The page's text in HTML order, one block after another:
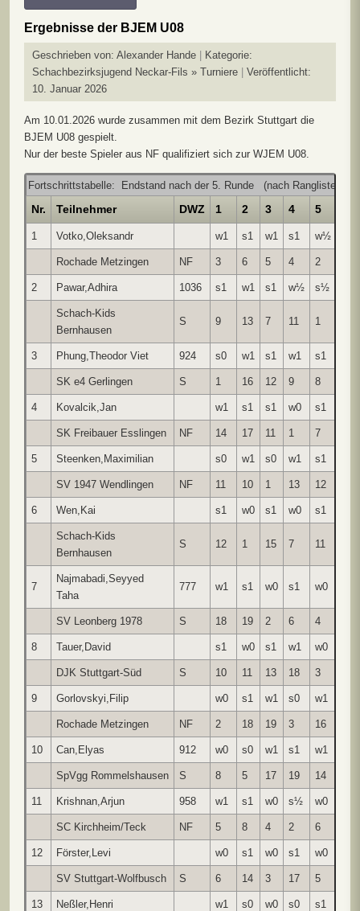
Ergebnisse der BJEM U08
Geschrieben von: Alexander Hande
Kategorie:
Schachbezirksjugend Neckar-Fils » Turniere
Veröffentlicht:
10. Januar 2026
Am 10.01.2026 wurde zusammen mit dem Bezirk Stuttgart die
BJEM U08 gespielt.
Nur der beste Spieler aus NF qualifiziert sich zur WJEM U08.
Fortschrittstabelle: Endstand nach der 5. Runde (nach Rangliste)
Nr. Teilnehmer DWZ 1 2 3 4 5
1 Votko,Oleksandr w1 s1 w1 s1 w½
Rochade Metzingen NF 3 6 5 4 2
2 Pawar,Adhira 1036 s1 w1 s1 w½ s½
Schach-Kids
Bernhausen
S 9 13 7 11 1
3 Phung,Theodor Viet 924 s0 w1 s1 w1 s1
SK e4 Gerlingen S 1 16 12 9 8
4 Kovalcik,Jan w1 s1 s1 w0 s1
SK Freibauer Esslingen NF 14 17 11 1 7
5 Steenken,Maximilian s0 w1 s0 w1 s1
SV 1947 Wendlingen NF 11 10 1 13 12
6 Wen,Kai s1 w0 s1 w0 s1
Schach-Kids
Bernhausen
S 12 1 15 7 11
7
Najmabadi,Seyyed
Taha
777 w1 s1 w0 s1 w0
SV Leonberg 1978 S 18 19 2 6 4
8 Tauer,David s1 w0 s1 w1 w0
DJK Stuttgart-Süd S 10 11 13 18 3
9 Gorlovskyi,Filip w0 s1 w1 s0 w1
Rochade Metzingen NF 2 18 19 3 16
10 Can,Elyas 912 w0 s0 w1 s1 w1
SpVgg Rommelshausen S 8 5 17 19 14
11 Krishnan,Arjun 958 w1 s1 w0 s½ w0
SC Kirchheim/Teck NF 5 8 4 2 6
12 Förster,Levi w0 s1 w0 s1 w0
SV Stuttgart-Wolfbusch S 6 14 3 17 5
13 Neßler,Henri w1 s0 w0 s0 s1